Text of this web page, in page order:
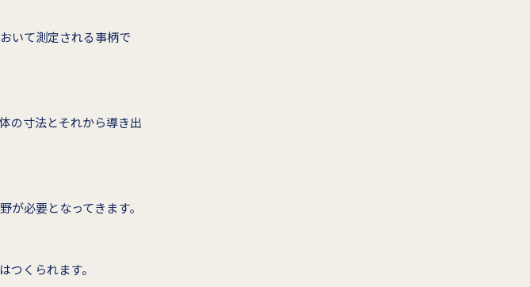
いて測定される事柄で
の寸法とそれから導き出
必要となってきます。
くられます。